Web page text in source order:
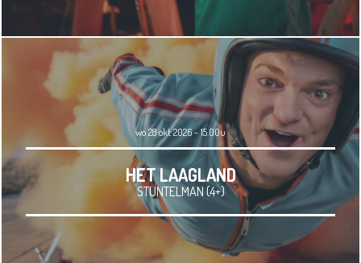
wo 28 okt 2026 - 15.00u
HET LAAGLAND
STUNTELMAN (4+)